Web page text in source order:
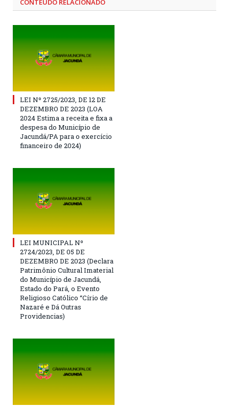
CONTEÚDO RELACIONADO
LEI Nº 2725/2023, DE 12 DE
DEZEMBRO DE 2023 (LOA
2024 Estima a receita e fixa a
despesa do Município de
Jacundá/PA para o exercício
financeiro de 2024)
LEI MUNICIPAL Nº
2724/2023, DE 05 DE
DEZEMBRO DE 2023 (Declara
Patrimônio Cultural Imaterial
do Município de Jacundá,
Estado do Pará, o Evento
Religioso Católico “Círio de
Nazaré e Dá Outras
Providencias)